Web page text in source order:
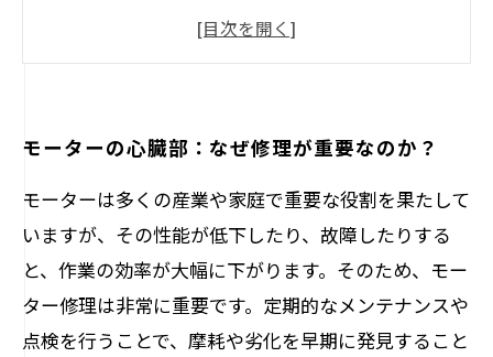
適切な使用法がモーター寿命を延ばす！
修理とメンテナンスで安心できる設備利用を
モーター修理の未来：持続可能な運用の秘訣
モーターの心臓部：なぜ修理が重要なのか？
モーターは多くの産業や家庭で重要な役割を果たして
いますが、その性能が低下したり、故障したりする
と、作業の効率が大幅に下がります。そのため、モー
ター修理は非常に重要です。定期的なメンテナンスや
点検を行うことで、摩耗や劣化を早期に発見すること